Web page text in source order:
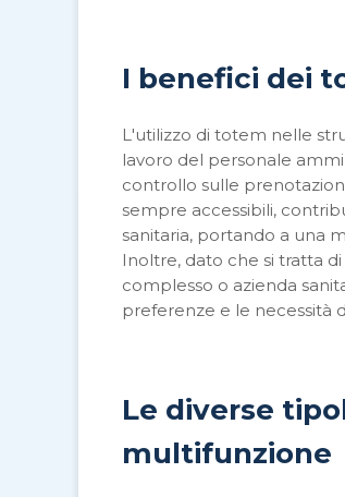
I benefici dei
L'utilizzo di totem nelle
lavoro del personale
controllo sulle
sempre accessibili,
sanitaria, portando a una
Inoltre, dato che si tratta
complesso o azienda
preferenze e le necessità
Le diverse
multifunzione